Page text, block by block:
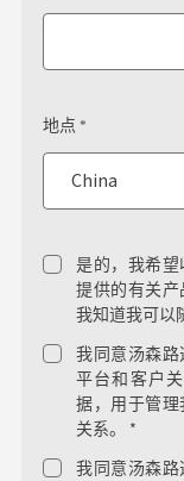
地点 *
是的，我希
提供的有关产
我知道我可以
我同意汤森
平台和客户
据，用于管
关系。 *
我同意汤森